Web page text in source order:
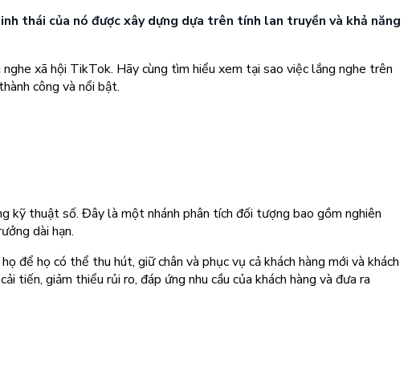
thái của nó được xây dựng dựa trên tính lan truyền và khả năng
xã hội TikTok. Hãy cùng tìm hiểu xem tại sao việc lắng nghe trên
công và nổi bật.
kỹ thuật số. Đây là một nhánh phân tích đối tượng bao gồm nghiên
dài hạn.
để họ có thể thu hút, giữ chân và phục vụ cả khách hàng mới và khách
giảm thiểu rủi ro, đáp ứng nhu cầu của khách hàng và đưa ra